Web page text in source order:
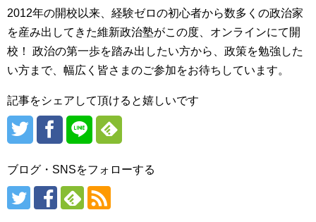
2012年の開校以来、経験ゼロの初心者から数多くの政治家
を産み出してきた維新政治塾がこの度、オンラインにて開
校！ 政治の第一歩を踏み出したい方から、政策を勉強した
い方まで、幅広く皆さまのご参加をお待ちしています。
記事をシェアして頂けると嬉しいです
ブログ・SNSをフォローする